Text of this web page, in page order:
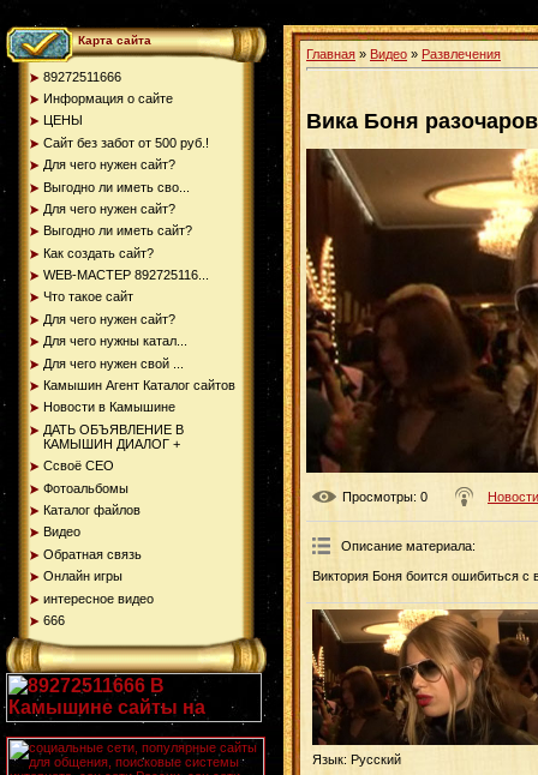
Карта сайта
89272511666
Информация о сайте
ЦЕНЫ
Сайт без забот от 500 руб.!
Для чего нужен сайт?
Выгодно ли иметь сво...
Для чего нужен сайт?
Выгодно ли иметь сайт?
Как создать сайт?
WEB-МАСТЕР 892725116...
Что такое сайт
Для чего нужен сайт?
Для чего нужны катал...
Для чего нужен свой ...
Камышин Агент Каталог сайтов
Новости в Камышине
ДАТЬ ОБЪЯВЛЕНИЕ В
КАМЫШИН ДИАЛОГ +
Ссвоё СЕО
Фотоальбомы
Каталог файлов
Видео
Обратная связь
Онлайн игры
интересное видео
666
Главная » Видео » Развлечения
Вика Боня
Просмотры: 0
Описание материала:
Виктория Боня боится ошибиться
Язык: Русский